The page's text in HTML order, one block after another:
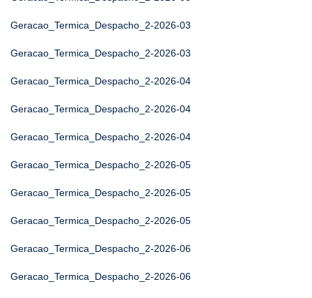
Geracao_Termica_Despacho_2-2026-03
Geracao_Termica_Despacho_2-2026-03
Geracao_Termica_Despacho_2-2026-04
Geracao_Termica_Despacho_2-2026-04
Geracao_Termica_Despacho_2-2026-04
Geracao_Termica_Despacho_2-2026-05
Geracao_Termica_Despacho_2-2026-05
Geracao_Termica_Despacho_2-2026-05
Geracao_Termica_Despacho_2-2026-06
Geracao_Termica_Despacho_2-2026-06